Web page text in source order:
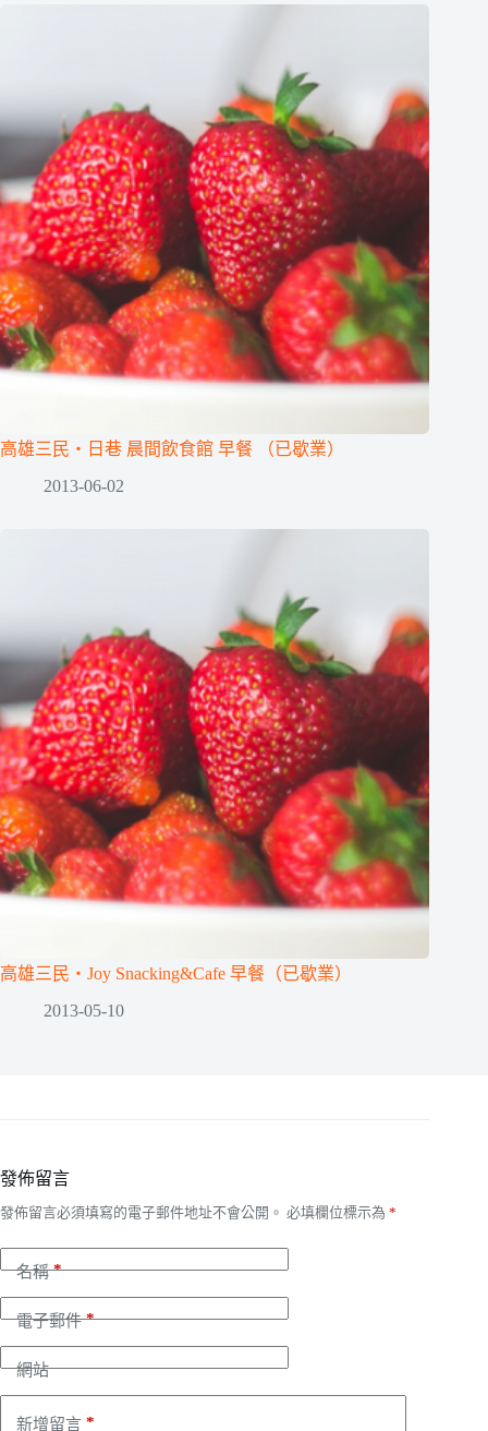
高雄三民‧日巷 晨間飲食館 早餐 （已歇業）
2013-06-02
高雄三民‧Joy Snacking&Cafe 早餐（已歇業）
2013-05-10
發佈留言
發佈留言必須填寫的電子郵件地址不會公開。 必填欄位標示為 *
名稱*
電子郵件*
網站
新增留言 *